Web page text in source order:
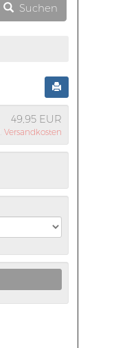
Suchen
49,95 EUR
Versandkosten